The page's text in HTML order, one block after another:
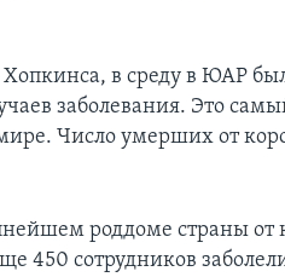
в среду в ЮАР
заболевания. Это
Число умерших от
роддоме страны от
450 сотрудников